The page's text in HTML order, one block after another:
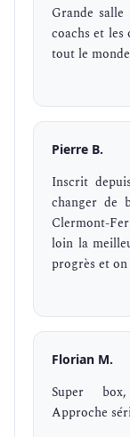
Grande
coachs et
tout le
Pierre B.
Inscrit
changer de
Clermont-
loin la
progrès et on
Florian M.
Super
Approche